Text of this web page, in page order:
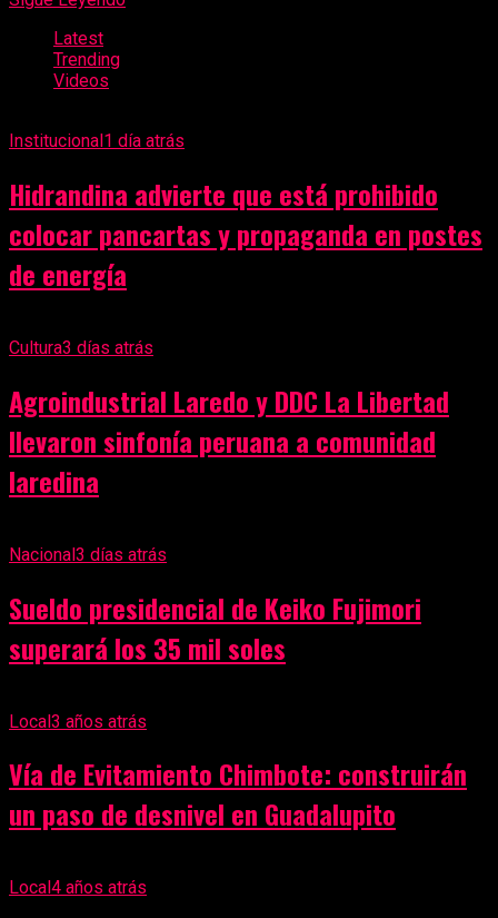
Latest
Trending
Videos
Institucional1 día atrás
Hidrandina advierte que está prohibido
colocar pancartas y propaganda en postes
de energía
Cultura3 días atrás
Agroindustrial Laredo y DDC La Libertad
llevaron sinfonía peruana a comunidad
laredina
Nacional3 días atrás
Sueldo presidencial de Keiko Fujimori
superará los 35 mil soles
Local3 años atrás
Vía de Evitamiento Chimbote: construirán
un paso de desnivel en Guadalupito
Local 4 años atrás